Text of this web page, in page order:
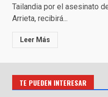
Tailandia por el asesinato
Arrieta, recibirá...
Leer Más
TE PUEDEN INTERESAR